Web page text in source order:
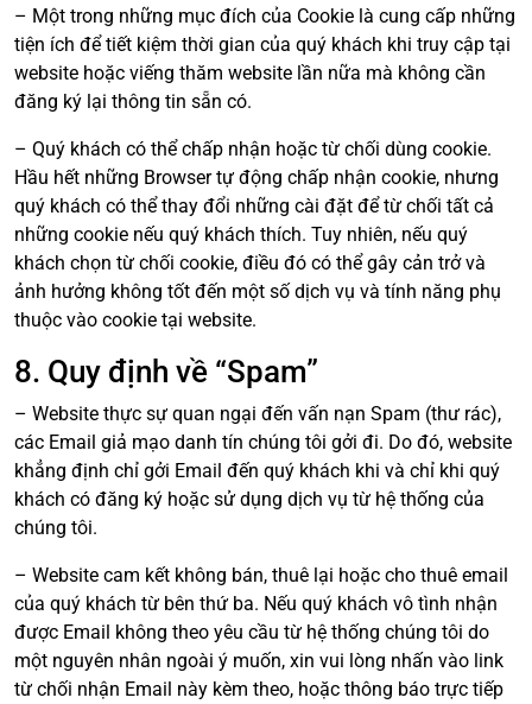
– Một trong những mục đích của Cookie là cung cấp những
tiện ích để tiết kiệm thời gian của quý khách khi truy cập tại
website hoặc viếng thăm website lần nữa mà không cần
đăng ký lại thông tin sẵn có.
– Quý khách có thể chấp nhận hoặc từ chối dùng cookie.
Hầu hết những Browser tự động chấp nhận cookie, nhưng
quý khách có thể thay đổi những cài đặt để từ chối tất cả
những cookie nếu quý khách thích. Tuy nhiên, nếu quý
khách chọn từ chối cookie, điều đó có thể gây cản trở và
ảnh hưởng không tốt đến một số dịch vụ và tính năng phụ
thuộc vào cookie tại website.
8. Quy định về “Spam”
– Website thực sự quan ngại đến vấn nạn Spam (thư rác),
các Email giả mạo danh tín chúng tôi gởi đi. Do đó, website
khẳng định chỉ gởi Email đến quý khách khi và chỉ khi quý
khách có đăng ký hoặc sử dụng dịch vụ từ hệ thống của
chúng tôi.
– Website cam kết không bán, thuê lại hoặc cho thuê email
của quý khách từ bên thứ ba. Nếu quý khách vô tình nhận
được Email không theo yêu cầu từ hệ thống chúng tôi do
một nguyên nhân ngoài ý muốn, xin vui lòng nhấn vào link
từ chối nhận Email này kèm theo, hoặc thông báo trực tiếp